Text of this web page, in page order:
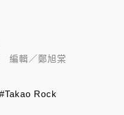
編輯／鄭旭棠
#Takao Rock